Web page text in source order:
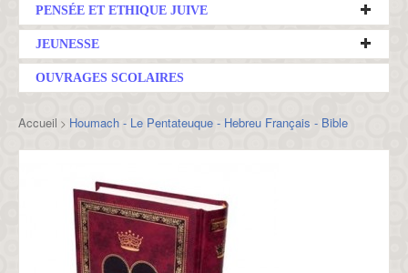
PENSÉE ET ETHIQUE JUIVE
JEUNESSE
OUVRAGES SCOLAIRES
Accueil > Houmach - Le Pentateuque - Hebreu Français - Bible